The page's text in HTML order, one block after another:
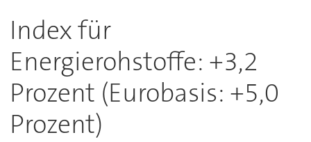
Index für
Energierohstoffe: +3,2
Prozent (Eurobasis: +5,0
Prozent)